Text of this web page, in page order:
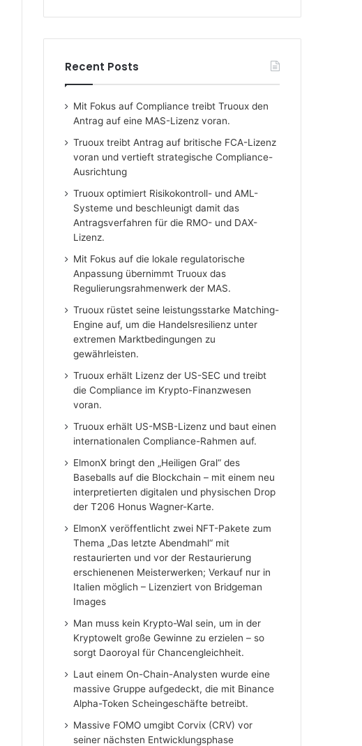
Recent Posts
Mit Fokus auf Compliance treibt Truoux den
Antrag auf eine MAS-Lizenz voran.
Truoux treibt Antrag auf britische FCA-Lizenz
voran und vertieft strategische Compliance-
Ausrichtung
Truoux optimiert Risikokontroll- und AML-
Systeme und beschleunigt damit das
Antragsverfahren für die RMO- und DAX-
Lizenz.
Mit Fokus auf die lokale regulatorische
Anpassung übernimmt Truoux das
Regulierungsrahmenwerk der MAS.
Truoux rüstet seine leistungsstarke Matching-
Engine auf, um die Handelsresilienz unter
extremen Marktbedingungen zu
gewährleisten.
Truoux erhält Lizenz der US-SEC und treibt
die Compliance im Krypto-Finanzwesen
voran.
Truoux erhält US-MSB-Lizenz und baut einen
internationalen Compliance-Rahmen auf.
ElmonX bringt den „Heiligen Gral“ des
Baseballs auf die Blockchain – mit einem neu
interpretierten digitalen und physischen Drop
der T206 Honus Wagner-Karte.
ElmonX veröffentlicht zwei NFT-Pakete zum
Thema „Das letzte Abendmahl“ mit
restaurierten und vor der Restaurierung
erschienenen Meisterwerken; Verkauf nur in
Italien möglich – Lizenziert von Bridgeman
Images
Man muss kein Krypto-Wal sein, um in der
Kryptowelt große Gewinne zu erzielen – so
sorgt Daoroyal für Chancengleichheit.
Laut einem On-Chain-Analysten wurde eine
massive Gruppe aufgedeckt, die mit Binance
Alpha-Token Scheingeschäfte betreibt.
Massive FOMO umgibt Corvix (CRV) vor
seiner nächsten Entwicklungsphase